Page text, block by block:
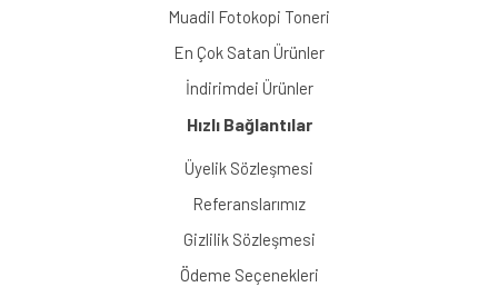
Muadil Fotokopi Toneri
En Çok Satan Ürünler
İndirimdei Ürünler
Hızlı Bağlantılar
Üyelik Sözleşmesi
Referanslarımız
Gizlilik Sözleşmesi
Ödeme Seçenekleri